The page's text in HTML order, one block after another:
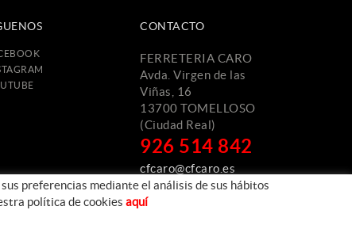
CONTACTO
FERRETERIA CARO
Avda. Virgen de las
Viñas, 16
13700 TOMELLOSO
(Ciudad Real)
926 514 842
cfcaro@cfcaro.es
preferencias mediante el análisis de sus hábitos
política de cookies aquí